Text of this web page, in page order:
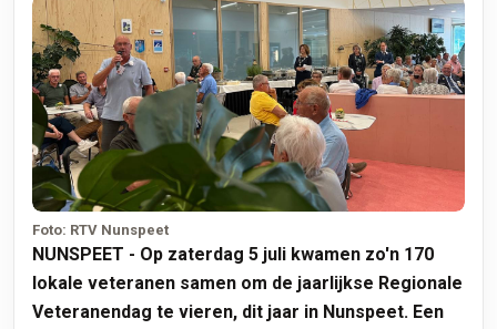
Foto: RTV Nunspeet
NUNSPEET - Op zaterdag 5 juli kwamen zo'n 170
lokale veteranen samen om de jaarlijkse Regionale
Veteranendag te vieren, dit jaar in Nunspeet. Een